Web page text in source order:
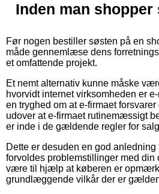
Inden man
Før nogen bestiller søsten på en
måde gennemlæse dens
et omfattende projekt.
Et nemt alternativ kunne måske
hvorvidt internet virksomheden er
en tryghed om at e-firmaet
udover at e-firmaet rutinemæssigt
er inde i de gældende regler for
Dette er desuden en god anledning
forvoldes problemstillinger med din
være til hjælp at køberen er
grundlæggende vilkår der er